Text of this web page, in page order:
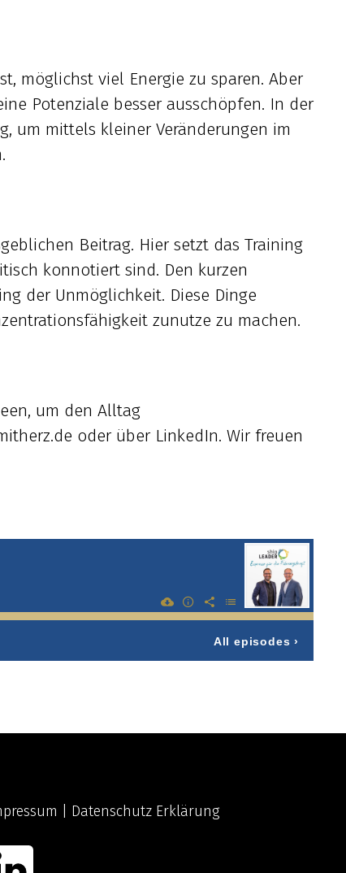
möglichst viel Energie zu sparen. Aber
Potenziale besser ausschöpfen. In der
um mittels kleiner Veränderungen im
Beitrag. Hier setzt das Training
konnotiert sind. Den kurzen
der Unmöglichkeit. Diese Dinge
zunutze zu machen.
um den Alltag
oder über LinkedIn. Wir freuen
Datenschutz Erklärung